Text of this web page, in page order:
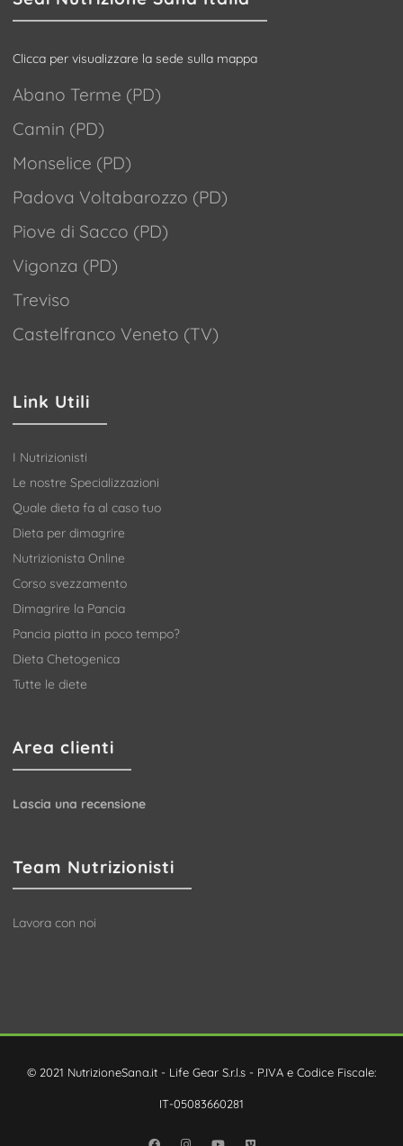
Clicca per visualizzare la sede sulla mappa
Abano Terme (PD)
Camin (PD)
Monselice (PD)
Padova Voltabarozzo (PD)
Piove di Sacco (PD)
Vigonza (PD)
Treviso
Castelfranco Veneto (TV)
Link Utili
I Nutrizionisti
Le nostre Specializzazioni
Quale dieta fa al caso tuo
Dieta per dimagrire
Nutrizionista Online
Corso svezzamento
Dimagrire la Pancia
Pancia piatta in poco tempo?
Dieta Chetogenica
Tutte le diete
Area clienti
Lascia una recensione
Team Nutrizionisti
Lavora con noi
© 2021 NutrizioneSana.it - Life Gear S.r.l.s - P.IVA e Codice Fiscale:
IT-05083660281